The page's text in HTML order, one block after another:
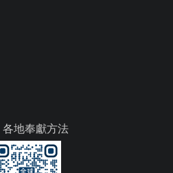
各地奉獻方法